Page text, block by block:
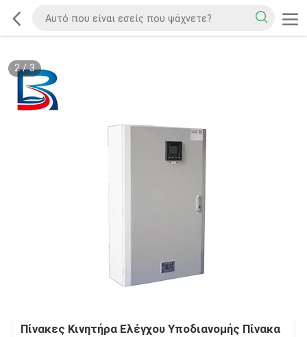
2/3
Πίνακες Κινητήρα Ελέγχου Υποδιανομής Πίνακα